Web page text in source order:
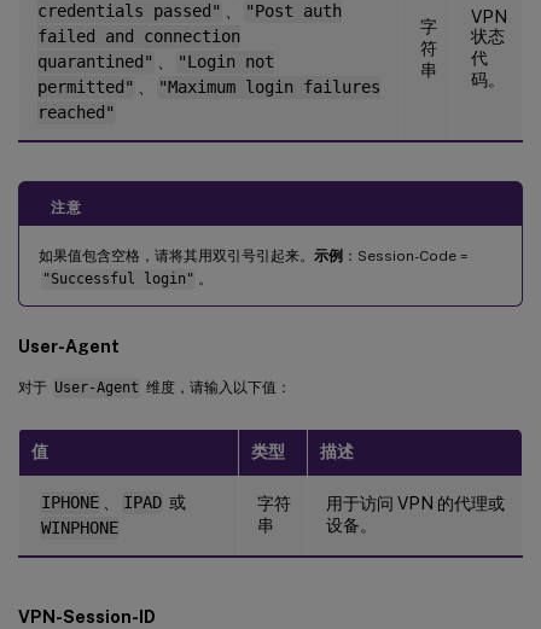
credentials passed" 、
"Post auth
failed and connection
quarantined" 、
"Login not
permitted" 、
"Maximum login failures
reached"
字
符
串
VPN
状态
代
码。
注意
如果值包含空格，请将其用双引号引起来。 示例 ：Session-Code =
"Successful login" 。
User-Agent
对于 User-Agent 维度，请输入以下值：
值 类型 描述
IPHONE 、 IPAD 或
WINPHONE
字符
串
用于访问 VPN 的代理或
设备。
VPN-Session-ID